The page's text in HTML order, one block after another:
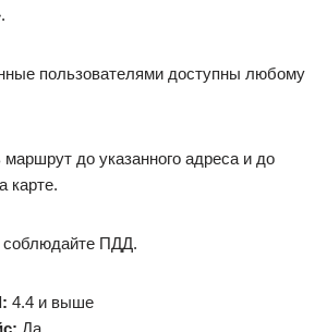
пользователями доступны любому
до указанного адреса и до
карте.
соблюдайте ПДД.
4.4 и выше
Да